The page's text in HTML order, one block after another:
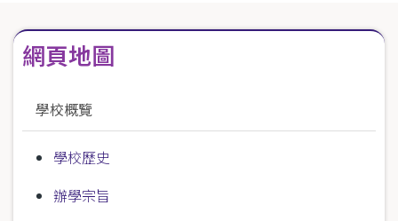
連
結
網頁地圖
學校概覽
學校歷史
辦學宗旨